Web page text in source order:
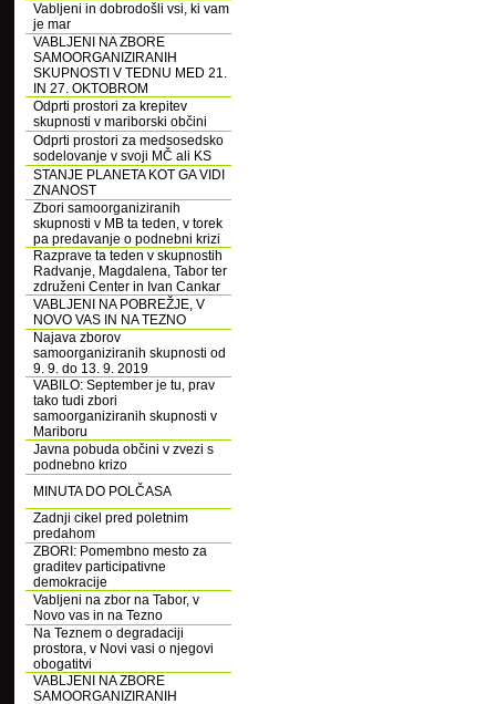
Vabljeni in dobrodošli vsi, ki vam
je mar
VABLJENI NA ZBORE
SAMOORGANIZIRANIH
SKUPNOSTI V TEDNU MED 21.
IN 27. OKTOBROM
Odprti prostori za krepitev
skupnosti v mariborski občini
Odprti prostori za medsosedsko
sodelovanje v svoji MČ ali KS
STANJE PLANETA KOT GA VIDI
ZNANOST
Zbori samoorganiziranih
skupnosti v MB ta teden, v torek
pa predavanje o podnebni krizi
Razprave ta teden v skupnostih
Radvanje, Magdalena, Tabor ter
združeni Center in Ivan Cankar
VABLJENI NA POBREŽJE, V
NOVO VAS IN NA TEZNO
Najava zborov
samoorganiziranih skupnosti od
9. 9. do 13. 9. 2019
VABILO: September je tu, prav
tako tudi zbori
samoorganiziranih skupnosti v
Mariboru
Javna pobuda občini v zvezi s
podnebno krizo
MINUTA DO POLČASA
Zadnji cikel pred poletnim
predahom
ZBORI: Pomembno mesto za
graditev participativne
demokracije
Vabljeni na zbor na Tabor, v
Novo vas in na Tezno
Na Teznem o degradaciji
prostora, v Novi vasi o njegovi
obogatitvi
VABLJENI NA ZBORE
SAMOORGANIZIRANIH